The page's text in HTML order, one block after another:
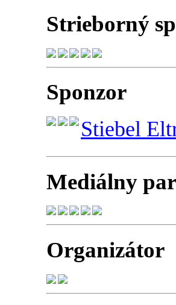
Strieborný
Sponzor
Stiebel
Mediálny
Organizátor